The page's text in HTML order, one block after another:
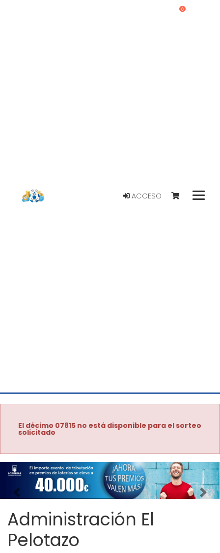
ACCESO
0
El décimo 07815 no está disponible para el sorteo
solicitado
Imagen anterior
Administración El
Pelotazo